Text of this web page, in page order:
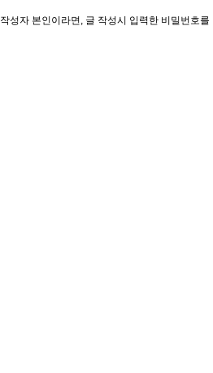
작성자 본인이라면, 글 작성시 입력한 비밀번호